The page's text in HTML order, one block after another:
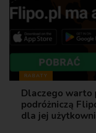
RABATY
Dlaczego warto
podróżniczą
dla jej